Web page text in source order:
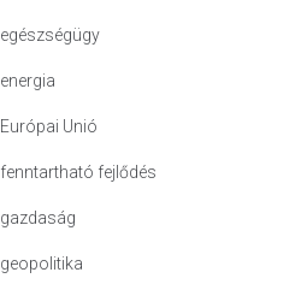
egészségügy
energia
Európai Unió
fenntartható fejlődés
gazdaság
geopolitika